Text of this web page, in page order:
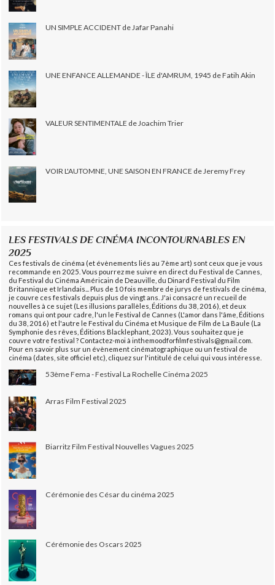
UN SIMPLE ACCIDENT de Jafar Panahi
UNE ENFANCE ALLEMANDE - ÎLE d'AMRUM, 1945 de Fatih Akin
VALEUR SENTIMENTALE de Joachim Trier
VOIR L'AUTOMNE, UNE SAISON EN FRANCE de Jeremy Frey
LES FESTIVALS DE CINÉMA INCONTOURNABLES EN
2025
Ces festivals de cinéma (et évènements liés au 7ème art) sont ceux que je vous
recommande en 2025. Vous pourrez me suivre en direct du Festival de Cannes,
du Festival du Cinéma Américain de Deauville, du Dinard Festival du Film
Britannique et Irlandais... Plus de 10 fois membre de jurys de festivals de cinéma,
je couvre ces festivals depuis plus de vingt ans. J'ai consacré un recueil de
nouvelles à ce sujet (Les illusions parallèles, Éditions du 38, 2016), et deux
romans qui ont pour cadre, l'un le Festival de Cannes (L'amor dans l'âme, Éditions
du 38, 2016) et l'autre le Festival du Cinéma et Musique de Film de La Baule (La
Symphonie des rêves, Éditions Blacklephant, 2023). Vous souhaitez que je
couvre votre festival ? Contactez-moi à inthemoodforfilmfestivals@gmail.com.
Pour en savoir plus sur un évènement cinématographique ou un festival de
cinéma (dates, site officiel etc), cliquez sur l'intitulé de celui qui vous intéresse.
53ème Fema - Festival La Rochelle Cinéma 2025
Arras Film Festival 2025
Biarritz Film Festival Nouvelles Vagues 2025
Cérémonie des César du cinéma 2025
Cérémonie des Oscars 2025